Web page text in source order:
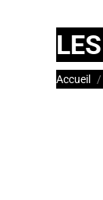
Vous
Accueil